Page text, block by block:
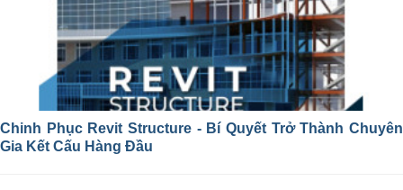
Chinh Phục Revit Structure - Bí Quyết Trở Thành Chuyên
Gia Kết Cấu Hàng Đầu